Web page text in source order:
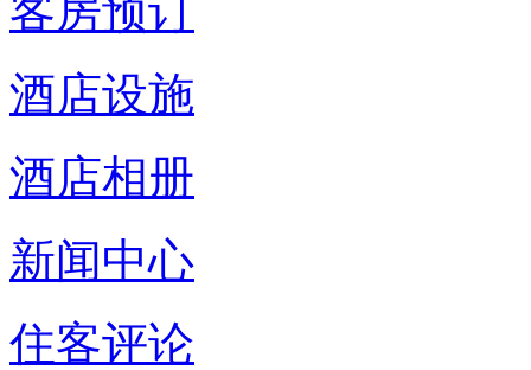
客房预订
酒店设施
酒店相册
新闻中心
住客评论